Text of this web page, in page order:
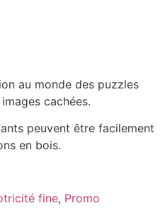
au monde des puzzles
cachées.
peuvent être facilement
en bois.
fine, Promo